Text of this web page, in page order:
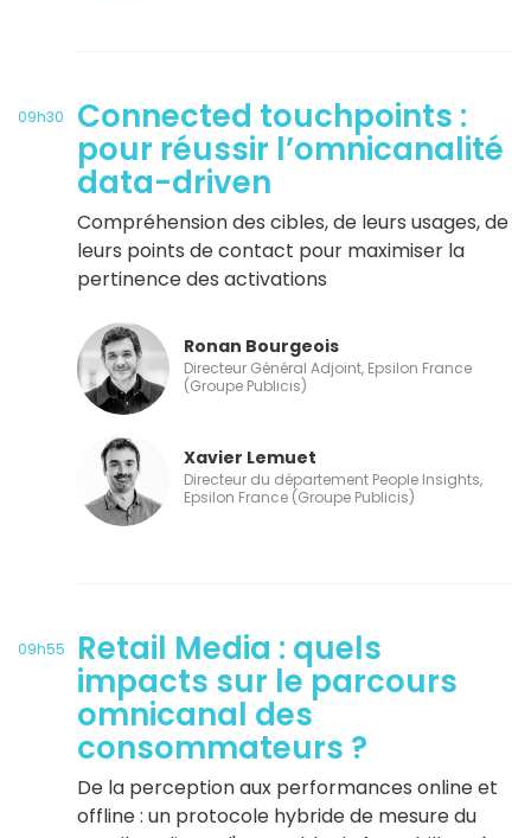
09h30 Connected touchpoints :
pour réussir l’omnicanalité
data-driven
Compréhension des cibles, de leurs usages, de
leurs points de contact pour maximiser la
pertinence des activations
Ronan Bourgeois
Directeur Général Adjoint, Epsilon France
(Groupe Publicis)
Xavier Lemuet
Directeur du département People Insights,
Epsilon France (Groupe Publicis)
09h55 Retail Media : quels
impacts sur le parcours
omnicanal des
consommateurs ?
De la perception aux performances online et
offline : un protocole hybride de mesure du